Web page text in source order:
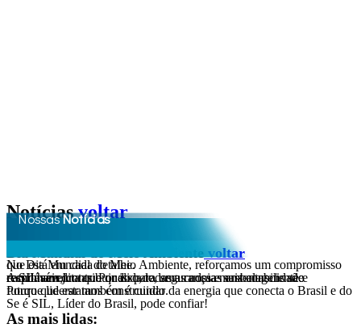
NossasNotícias
Notíciasvoltar
Dia Mundial do Meio Ambientevoltar
No Dia Mundial do Meio Ambiente, reforçamos um compromisso que está em cada detalhe.
A SIL acredita que qualidade, segurança e sustentabilidade caminham juntas. Por isso, todas as nossas embalagens são recicláveis, contribuindo para uma cadeia mais consciente e responsável.
Porque liderar também é cuidar da energia que conecta o Brasil e do futuro que estamos construindo.
Se é SIL, Líder do Brasil, pode confiar!
As mais lidas: